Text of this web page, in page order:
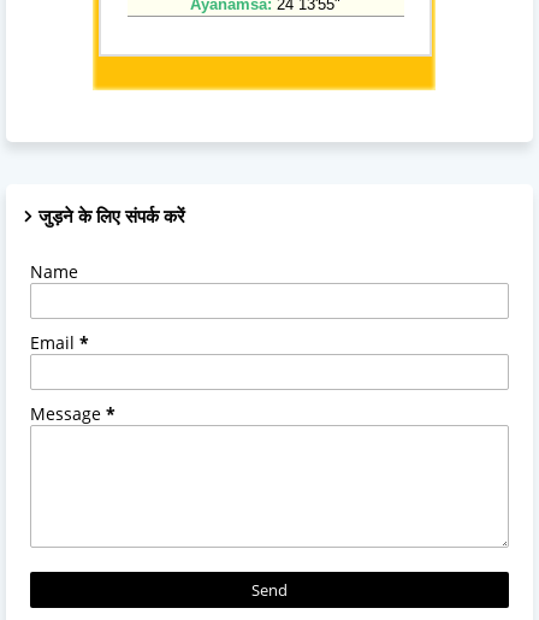
जुड़ने के लिए संपर्क करें
Name
Email *
Message *